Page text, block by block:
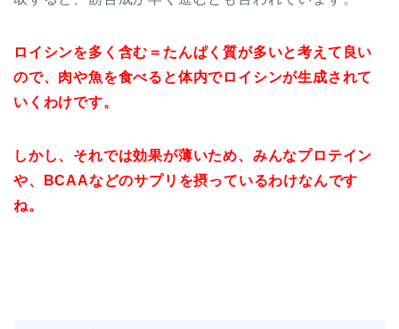
ロイシンを多く含む＝たんぱく質が多いと考えて良い
ので、肉や魚を食べると体内でロイシンが生成されて
いくわけです。
しかし、それでは効果が薄いため、みんなプロテイン
や、BCAAなどのサプリを摂っているわけなんです
ね。